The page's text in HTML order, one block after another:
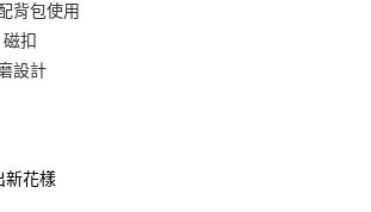
背包使用
扣
設計
新花樣